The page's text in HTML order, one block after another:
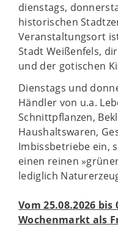
dienstags,
historischen
Veranstaltungsort
Stadt Weißenfels,
und der gotischen
Dienstags und
Händler von u.a.
Schnittpflanzen,
Haushaltswaren,
Imbissbetriebe ein,
einen reinen
lediglich
Vom 25.08.2026
Wochenmarkt als